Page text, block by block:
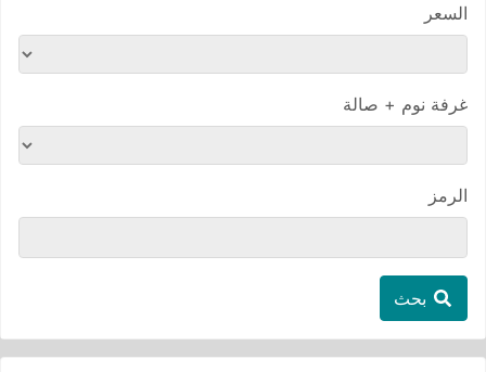
السعر
غرفة نوم + صالة
الرمز
بحث